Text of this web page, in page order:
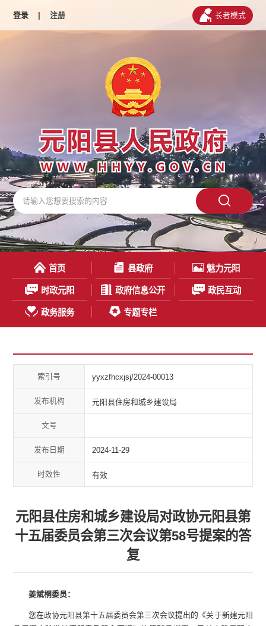
登录 | 注册 长者模式
首页 县政府 魅力元阳
时政元阳 政府信息公开 政民互动
政务服务 专题专栏
索引号 yyxzfhcxjsj/2024-00013
发布机构 元阳县住房和城乡建设局
文号
发布日期 2024-11-29
时效性 有效
元阳县住房和城乡建设局对政协元阳县第
十五届委员会第三次会议第58号提案的答
复
姜斌桐委员：
您在政协元阳县第十五届委员会第三次会议提出的《关于新建元阳